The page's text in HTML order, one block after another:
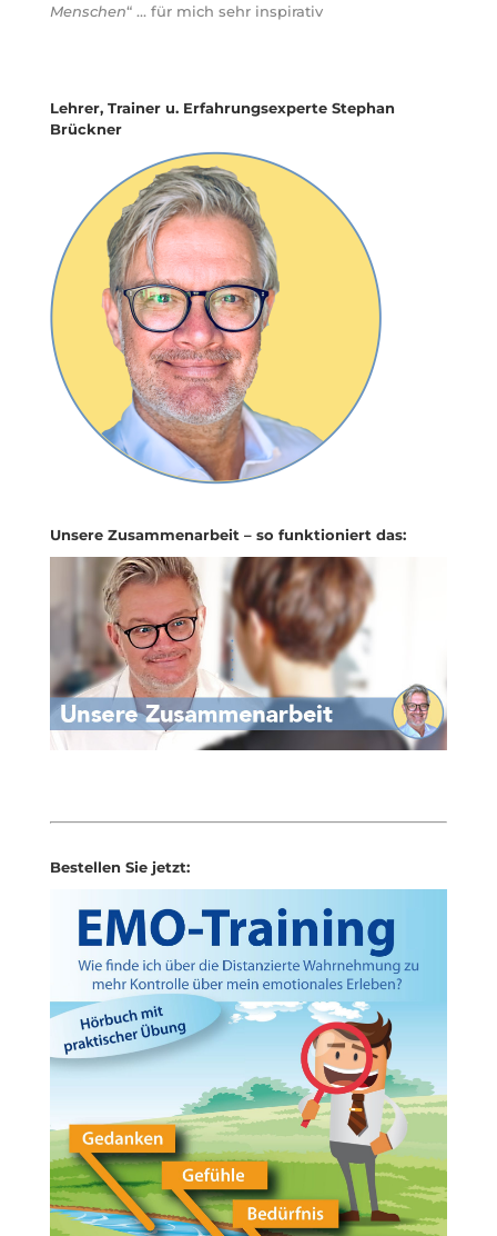
Menschen“ … für mich sehr inspirativ
Lehrer, Trainer u. Erfahrungsexperte Stephan
Brückner
Unsere Zusammenarbeit – so funktioniert das:
Bestellen Sie jetzt: